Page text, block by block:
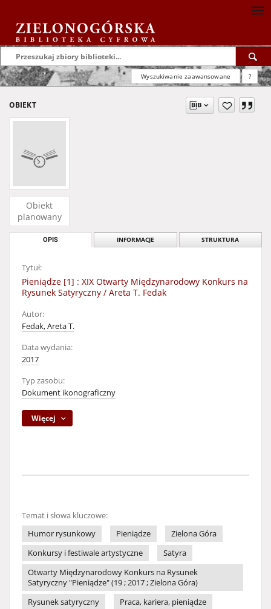
Wyszukiwanie zaawansowane ?
OBIEKT
Obiekt
planowany
OPIS INFORMACJE STRUKTURA
Tytuł:
Pieniądze [1] : XIX Otwarty Międzynarodowy Konkurs na
Rysunek Satyryczny / Areta T. Fedak
Autor:
Fedak, Areta T.
Data wydania:
2017
Typ zasobu:
Dokument ikonograficzny
Więcej
Temat i słowa kluczowe:
Humor rysunkowy
Pieniądze
Zielona Góra
Konkursy i festiwale artystyczne
Satyra
Otwarty Międzynarodowy Konkurs na Rysunek
Satyryczny "Pieniądze" (19 ; 2017 ; Zielona Góra)
Rysunek satyryczny
Praca, kariera, pieniądze